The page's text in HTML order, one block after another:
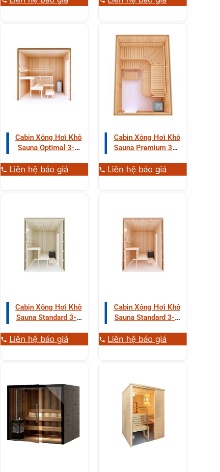
Cabin Xông Hơi Khô
Sauna Optimal 3-4
Sủi
Liên hệ báo giá
Cabin Xông Hơi Khô
Sauna Premium 3-4
Liên hệ báo giá
Cabin Xông Hơi Khô
Sauna Standard 3-4
Aspen
Liên hệ báo giá
Cabin Xông Hơi Khô
Sauna Standard 3-4
Sủi
Liên hệ báo giá